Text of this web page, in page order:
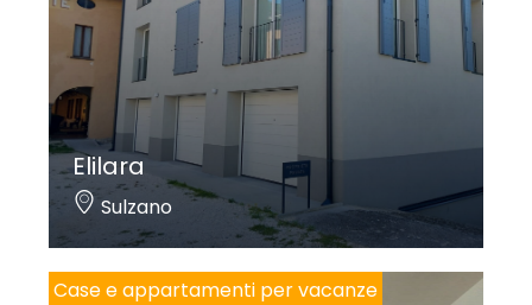
Elilara
Sulzano
Case e appartamenti per vacanze